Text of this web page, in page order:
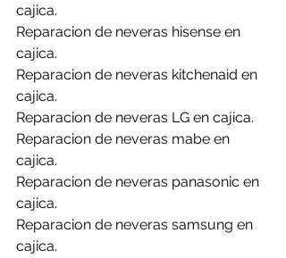
cajica.
Reparacion de neveras hisense en
cajica.
Reparacion de neveras kitchenaid en
cajica.
Reparacion de neveras LG en cajica.
Reparacion de neveras mabe en
cajica.
Reparacion de neveras panasonic en
cajica.
Reparacion de neveras samsung en
cajica.